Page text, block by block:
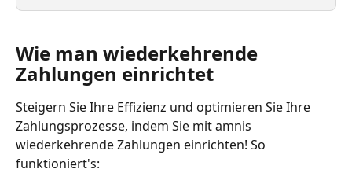
Wie man wiederkehrende
Zahlungen einrichtet
Steigern Sie Ihre Effizienz und optimieren Sie Ihre
Zahlungsprozesse, indem Sie mit amnis
wiederkehrende Zahlungen einrichten! So
funktioniert's: